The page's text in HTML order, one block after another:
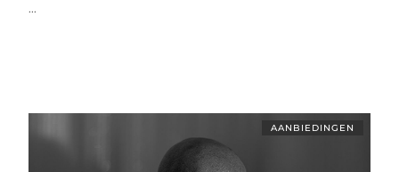
...
AANBIEDINGEN